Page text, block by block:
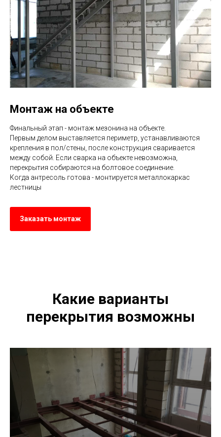
Монтаж на объекте
Финальный этап - монтаж мезонина на объекте.
Первым делом выставляется периметр, устанавливаются
крепления в пол/стены, после конструкция сваривается
между собой. Если сварка на объекте невозможна,
перекрытия собираются на болтовое соединение.
Когда антресоль готова - монтируется металлокаркас
лестницы
Заказать монтаж
Какие варианты
перекрытия возможны